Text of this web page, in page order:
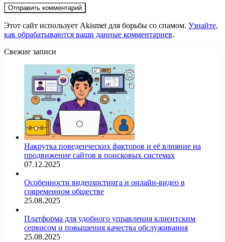
Этот сайт использует Akismet для борьбы со спамом. Узнайте,
как обрабатываются ваши данные комментариев.
Свежие записи
Накрутка поведенческих факторов и её влияние на
продвижение сайтов в поисковых системах
07.12.2025
Особенности видеохостинга и онлайн-видео в
современном обществе
25.08.2025
Платформа для удобного управления клиентским
сервисом и повышения качества обслуживания
25.08.2025